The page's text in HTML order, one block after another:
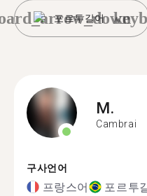
포르투갈어
M.
Cambrai
구사언어
프랑스어 포르투